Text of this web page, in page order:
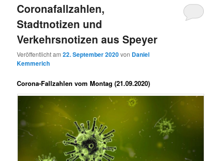
Coronafallzahlen,
Stadtnotizen und
Verkehrsnotizen aus Speyer
Veröffentlicht am22. September 2020von Daniel
Kemmerich
Corona-Fallzahlen vom Montag (21.09.2020)